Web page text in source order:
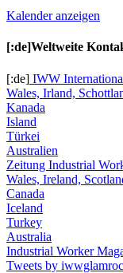
Kalender anzeigen
[:de]Weltweite
[:de] IWW
Wales, Irland,
Kanada
Island
Türkei
Australien
Zeitung Industrial
Wales, Ireland,
Canada
Iceland
Turkey
Australia
Industrial Worker
Tweets by iwwglamroc